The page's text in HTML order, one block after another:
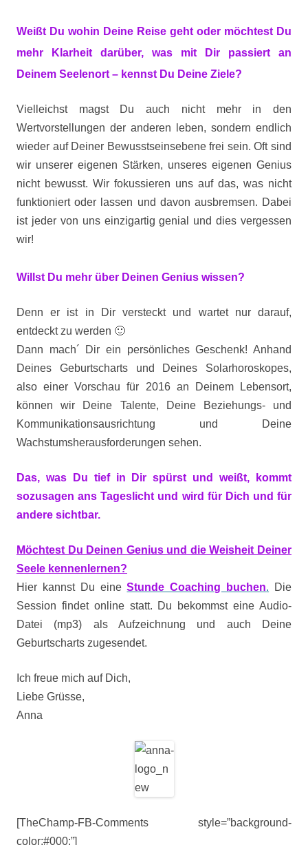
Weißt Du wohin Deine Reise geht oder möchtest Du
mehr Klarheit darüber, was mit Dir passiert an
Deinem Seelenort – kennst Du Deine Ziele?
Vielleichst magst Du auch nicht mehr in den
Wertvorstellungen der anderen leben, sondern endlich
wieder auf Deiner Bewusstseinsebene frei sein. Oft sind
wir unserer eigenen Stärken, unseres eigenen Genius
nicht bewusst. Wir fokussieren uns auf das, was nicht
funktioniert oder lassen und davon ausbremsen. Dabei
ist jeder von uns einzigartig genial und dies vergessen
wir!
Willst Du mehr über Deinen Genius wissen?
Denn er ist in Dir versteckt und wartet nur darauf,
entdeckt zu werden 🙂
Dann mach´ Dir ein persönliches Geschenk! Anhand
Deines Geburtscharts und Deines Solarhoroskopes,
also einer Vorschau für 2016 an Deinem Lebensort,
können wir Deine Talente, Deine Beziehungs- und
Kommunikationsausrichtung und Deine
Wachstumsherausforderungen sehen.
Das, was Du tief in Dir spürst und weißt, kommt
sozusagen ans Tageslicht und wird für Dich und für
andere sichtbar.
Möchtest Du Deinen Genius und die Weisheit Deiner
Seele kennenlernen?
Hier kannst Du eineStunde Coaching buchen. Die
Session findet online statt. Du bekommst eine Audio-
Datei (mp3) als Aufzeichnung und auch Deine
Geburtscharts zugesendet.
Ich freue mich auf Dich,
Liebe Grüsse,
Anna
[TheChamp-FB-Comments style=”background-
color:#000;”]